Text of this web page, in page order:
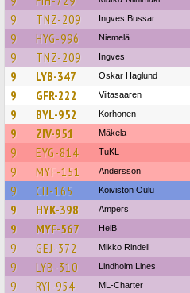
9 TNZ-209 Ingves Bussar
9 HYG-996 Niemelä
9 TNZ-209 Ingves
9 LYB-347 Oskar Haglund
9 GFR-222 Viitasaaren
9 BYL-952 Korhonen
9 ZIV-951 Mäkela
9 EYG-814 TuKL
9 MYF-151 Andersson
9 CIJ-165 Koiviston Oulu
9 HYK-398 Ampers
9 MYF-567 HelB
9 GEJ-372 Mikko Rindell
9 LYB-310 Lindholm Lines
9 RYI-954 ML-Charter